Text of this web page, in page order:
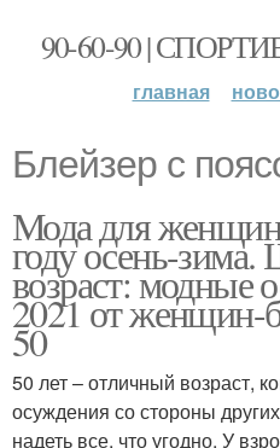
90-60-90 |
главная
Блейзер с
Мода для женщин
году осень-
возраст: модные
2021 от женщин-
50
50 лет – отличный возраст,
осуждения со стороны
надеть все, что угодно. У